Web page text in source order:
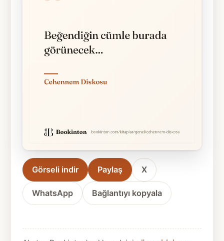
Görseli indir Paylaş X
WhatsApp Bağlantıyı kopyala